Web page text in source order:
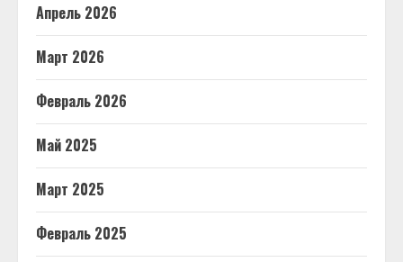
Апрель 2026
Март 2026
Февраль 2026
Май 2025
Март 2025
Февраль 2025